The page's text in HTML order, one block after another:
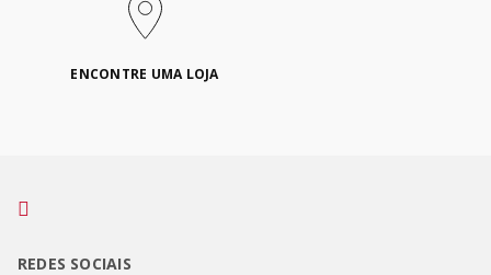
ENCONTRE UMA LOJA
REDES SOCIAIS